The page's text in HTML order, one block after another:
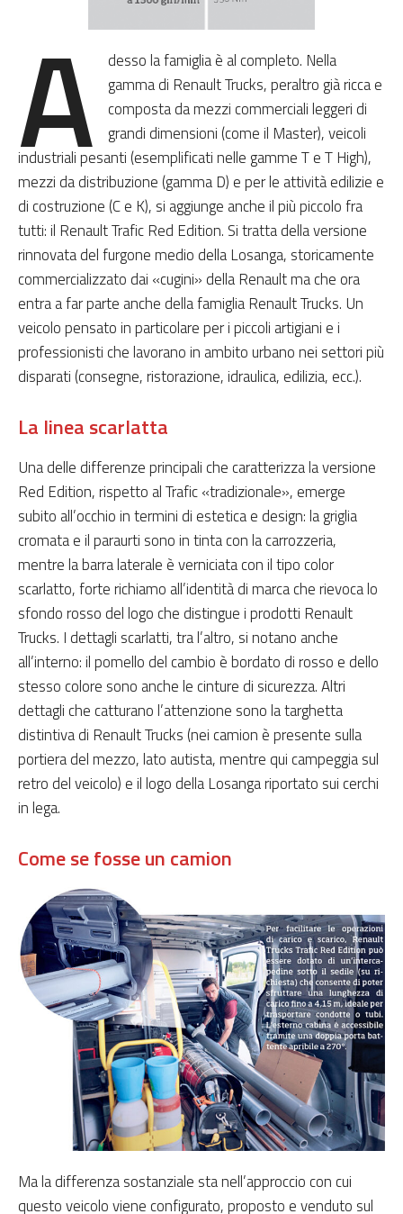
A desso la famiglia è al completo. Nella
gamma di Renault Trucks, peraltro già ricca e
composta da mezzi commerciali leggeri di
grandi dimensioni (come il Master), veicoli
industriali pesanti (esemplificati nelle gamme T e T High),
mezzi da distribuzione (gamma D) e per le attività edilizie e
di costruzione (C e K), si aggiunge anche il più piccolo fra
tutti: il Renault Trafic Red Edition. Si tratta della versione
rinnovata del furgone medio della Losanga, storicamente
commercializzato dai «cugini» della Renault ma che ora
entra a far parte anche della famiglia Renault Trucks. Un
veicolo pensato in particolare per i piccoli artigiani e i
professionisti che lavorano in ambito urbano nei settori più
disparati (consegne, ristorazione, idraulica, edilizia, ecc.).
La linea scarlatta
Una delle differenze principali che caratterizza la versione
Red Edition, rispetto al Trafic «tradizionale», emerge
subito all’occhio in termini di estetica e design: la griglia
cromata e il paraurti sono in tinta con la carrozzeria,
mentre la barra laterale è verniciata con il tipo color
scarlatto, forte richiamo all’identità di marca che rievoca lo
sfondo rosso del logo che distingue i prodotti Renault
Trucks. I dettagli scarlatti, tra l’altro, si notano anche
all’interno: il pomello del cambio è bordato di rosso e dello
stesso colore sono anche le cinture di sicurezza. Altri
dettagli che catturano l’attenzione sono la targhetta
distintiva di Renault Trucks (nei camion è presente sulla
portiera del mezzo, lato autista, mentre qui campeggia sul
retro del veicolo) e il logo della Losanga riportato sui cerchi
in lega.
Come se fosse un camion
Ma la differenza sostanziale sta nell’approccio con cui
questo veicolo viene configurato, proposto e venduto sul